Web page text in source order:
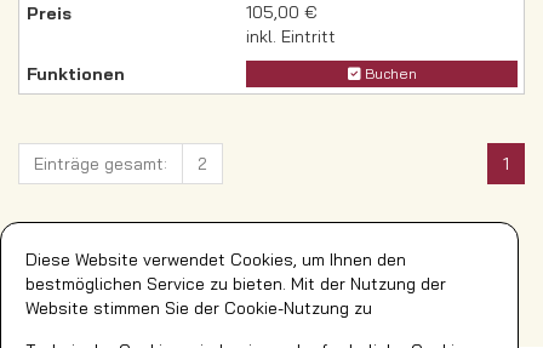
105,00 €
inkl. Eintritt
Buchen
1
Einträge gesamt: 2
Einträge pro Seite: 20 40 60 80
Diese Website verwendet Cookies, um Ihnen den
bestmöglichen Service zu bieten. Mit der Nutzung der
Website stimmen Sie der Cookie-Nutzung zu